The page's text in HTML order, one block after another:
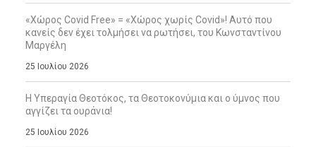
«Χώρος Covid Free» = «Χώρος χωρίς Covid»! Αυτό που
κανείς δεν έχει τολμήσει να ρωτήσει, του Κωνσταντίνου
Μαργέλη
25 Ιουλίου 2026
Η Υπεραγία Θεοτόκος, τα Θεοτοκονύμια και ο ύμνος που
αγγίζει τα ουράνια!
25 Ιουλίου 2026